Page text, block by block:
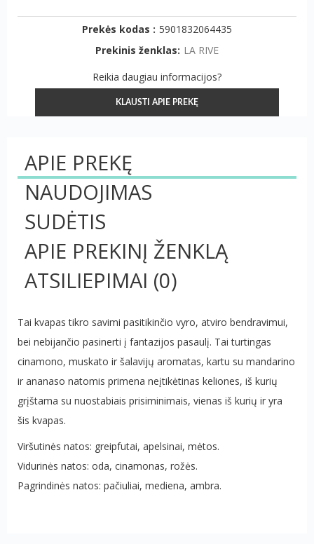
Prekės kodas : 5901832064435
Prekinis ženklas: LA RIVE
Reikia daugiau informacijos?
KLAUSTI APIE PREKĘ
APIE PREKĘ
NAUDOJIMAS
SUDĖTIS
APIE PREKINĮ ŽENKLĄ
ATSILIEPIMAI (0)
Tai kvapas tikro savimi pasitikinčio vyro, atviro bendravimui,
bei nebijančio pasinerti į fantazijos pasaulį. Tai turtingas
cinamono, muskato ir šalavijų aromatas, kartu su mandarino
ir ananaso natomis primena neįtikėtinas keliones, iš kurių
grįštama su nuostabiais prisiminimais, vienas iš kurių ir yra
šis kvapas.
Viršutinės natos: greipfutai, apelsinai, mėtos.
Vidurinės natos: oda, cinamonas, rožės.
Pagrindinės natos: pačiuliai, mediena, ambra.